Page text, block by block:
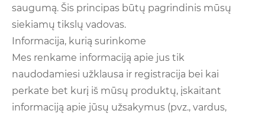
saugumą. Šis principas būtų pagrindinis mūsų
siekiamų tikslų vadovas.
Informacija, kurią surinkome
Mes renkame informaciją apie jus tik
naudodamiesi užklausa ir registracija bei kai
perkate bet kurį iš mūsų produktų, įskaitant
informaciją apie jūsų užsakymus (pvz., vardus,